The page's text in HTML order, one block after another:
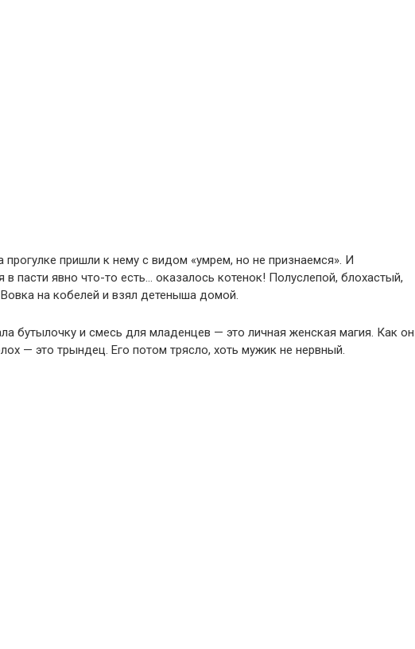
пришли к нему с видом «yмрeм, но не признаемся». И
пасти явно что-то есть… оказалось котенок! Полуслепой, блохастый,
на кобелей и взял детеныша домой.
бутылочку и смесь для младенцев — это личная женская магия. Как он
— это трындец. Его потом трясло, хоть мужик не нервный.